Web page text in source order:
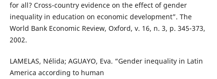
for all? Cross-country evidence on the effect of gender
inequality in education on economic development”. The
World Bank Economic Review, Oxford, v. 16, n. 3, p. 345-373,
2002.
LAMELAS, Nélida; AGUAYO, Eva. “Gender inequality in Latin
America according to human